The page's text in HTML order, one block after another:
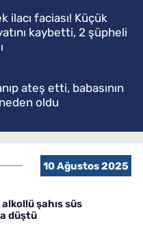
ilacı faciası! Küçük
kaybetti, 2 şüpheli
ateş etti, babasının
oldu
10 Ağustos 2025
alkollü şahıs süs
düştü